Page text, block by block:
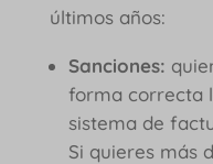
últimos años:
Sanciones:
forma correcta
sistema de
Si quieres más